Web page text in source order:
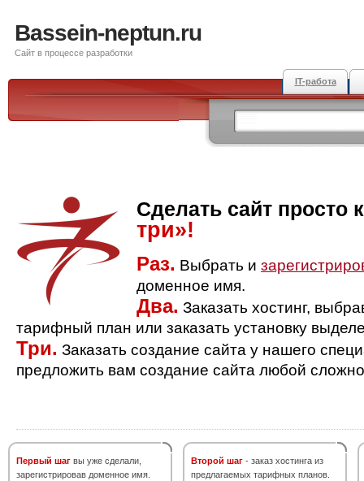
Bassein-neptun.ru
Сайт в процессе разработки
IT-работа
Сделать сайт просто
три»!
Раз. Выбрать и
доменное имя.
Два. Заказать хостинг,
тарифный план или заказать установку
Три. Заказать создание сайта у нашего
предложить вам создание сайта любой
Первый шаг вы уже сделали,
зарегистрировав доменное имя.
Второй шаг - заказ хостинга из
предлагаемых тарифных планов.